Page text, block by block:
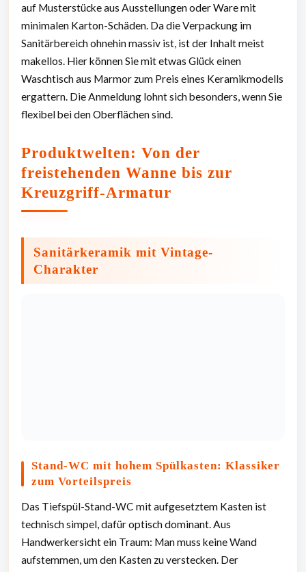
auf Musterstücke aus Ausstellungen oder Ware mit
minimalen Karton-Schäden. Da die Verpackung im
Sanitärbereich ohnehin massiv ist, ist der Inhalt meist
makellos. Hier können Sie mit etwas Glück einen
Waschtisch aus Marmor zum Preis eines Keramikmodells
ergattern. Die Anmeldung lohnt sich besonders, wenn Sie
flexibel bei den Oberflächen sind.
Produktwelten: Von der
freistehenden Wanne bis zur
Kreuzgriff-Armatur
Sanitärkeramik mit Vintage-
Charakter
Stand-WC mit hohem Spülkasten: Klassiker
zum Vorteilspreis
Das Tiefspül-Stand-WC mit aufgesetztem Kasten ist
technisch simpel, dafür optisch dominant. Aus
Handwerkersicht ein Traum: Man muss keine Wand
aufstemmen, um den Kasten zu verstecken. Der